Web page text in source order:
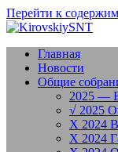
Перейти к
Главная
Новости
Общие
2025 —
√ 2025
X 2024
X 2024